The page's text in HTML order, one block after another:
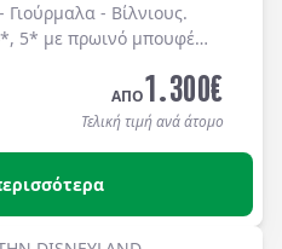
- Γιούρμαλα - Βίλνιους.
5* με πρωινό μπουφέ
ΑΠΟ1.300€
Τελική τιμή ανά άτομο